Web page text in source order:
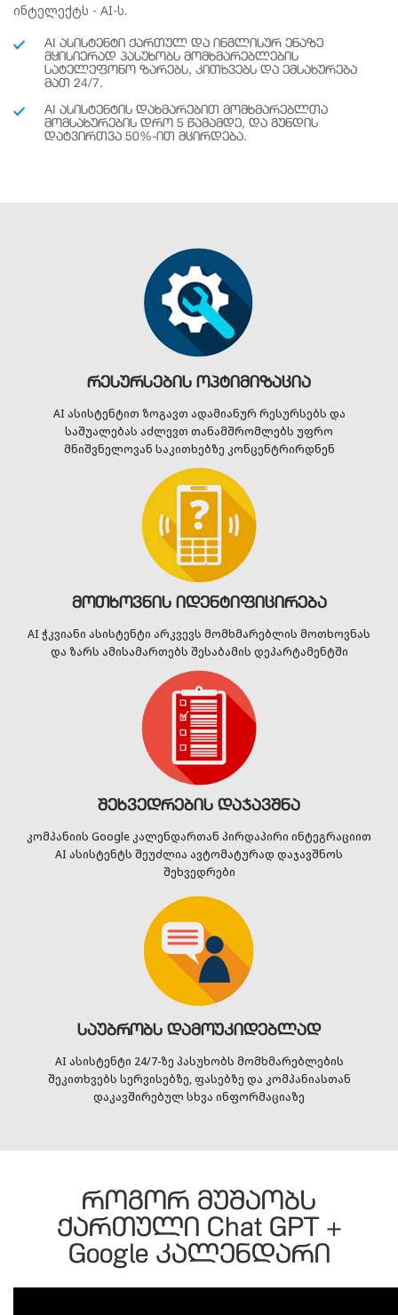
ინტელექტს - AI-ს.
AI ᲐᲡᲘᲡᲢᲔᲜᲢᲘ ᲥᲐᲠᲗᲣᲚ ᲓᲐ ᲘᲜᲒᲚᲘᲡᲣᲠ ᲔᲜᲐᲖᲔ
ᲛᲧᲘᲡᲘᲔᲠᲐᲓ ᲞᲐᲡᲣᲮᲝᲑᲡ ᲛᲝᲛᲮᲛᲐᲠᲔᲑᲚᲔᲑᲘᲡ
ᲡᲐᲢᲔᲚᲔᲤᲝᲜᲝ ᲖᲐᲠᲔᲑᲡ, ᲙᲘᲗᲮᲕᲔᲑᲡ ᲓᲐ ᲔᲛᲡᲐᲮᲣᲠᲔᲑᲐ
ᲛᲐᲗ 24/7.
AI ᲐᲡᲘᲡᲢᲔᲜᲢᲘᲡ ᲓᲐᲮᲛᲐᲠᲔᲑᲘᲗ ᲛᲝᲛᲮᲛᲐᲠᲔᲑᲚᲗᲐ
ᲛᲝᲛᲡᲐᲮᲣᲠᲔᲑᲘᲡ ᲓᲠᲝ 5 ᲬᲐᲛᲐᲛᲓᲔ, ᲓᲐ ᲒᲣᲜᲓᲘᲡ
ᲓᲐᲢᲕᲘᲠᲗᲕᲐ 50%-ᲘᲗ ᲛᲪᲘᲠᲓᲔᲑᲐ.
საუბრობს დამოუკიდებლად
AI ასისტენტი 24/7-ზე პასუხობს მომხმარებლების
შეკითხვებს სერვისებზე, ფასებზე და კომპანიასთან
დაკავშირებულ სხვა ინფორმაციაზე
შეხვედრების დაჯავშნა
კომპანიის Google კალენდართან პირდაპირი ინტეგრაციით
AI ასისტენტს შეუძლია ავტომატურად დაჯავშნოს
შეხვედრები
მოთხოვნის იდენტიფიცირება
AI ჭკვიანი ასისტენტი არკვევს მომხმარებლის მოთხოვნას
და ზარს ამისამართებს შესაბამის დეპარტამენტში
რესურსების ოპტიმიზაცია
AI ასისტენტით ზოგავთ ადამიანურ რესურსებს და
საშუალებას აძლევთ თანამშრომლებს უფრო
მნიშვნელოვან საკითხებზე კონცენტრირდნენ
როგორ მუშაობს
ქართული Chat GPT +
Google კალენდარი